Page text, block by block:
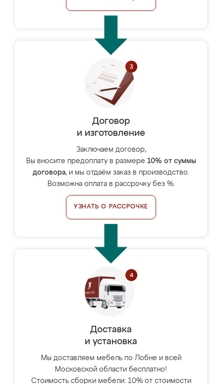
Договор
и изготовление
Заключаем договор,
Вы вносите предоплату в размере 10% от суммы
договора, и мы отдаём заказ в производство.
Возможна оплата в рассрочку без %.
УЗНАТЬ О РАССРОЧКЕ
Доставка
и установка
Мы доставляем мебель по Лобне и всей
Московской области бесплатно!
Стоимость сборки мебели: 10% от стоимости